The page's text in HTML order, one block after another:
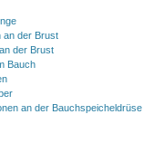
an der Brust
der Brust
Bauch
an der Bauchspeicheldrüse